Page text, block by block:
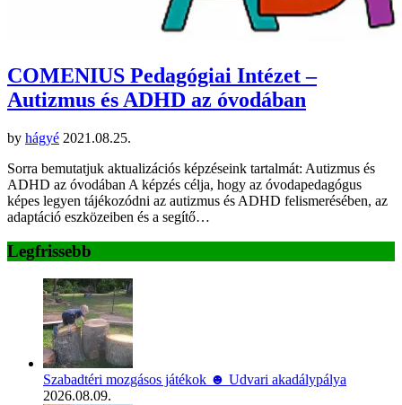
COMENIUS Pedagógiai Intézet –
Autizmus és ADHD az óvodában
by hágyé 2021.08.25.
Sorra bemutatjuk aktualizációs képzéseink tartalmát: Autizmus és
ADHD az óvodában A képzés célja, hogy az óvodapedagógus
képes legyen tájékozódni az autizmus és ADHD felismerésében, az
adaptáció eszközeiben és a segítő…
Legfrissebb
Szabadtéri mozgásos játékok ☻ Udvari akadálypálya
2026.08.09.